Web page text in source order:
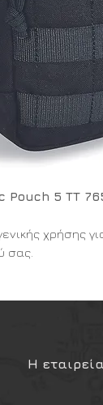
Pouch 5 TT
χρήσης
σας.
(μόλις 2
Carrier), τη
Η εταιρεία